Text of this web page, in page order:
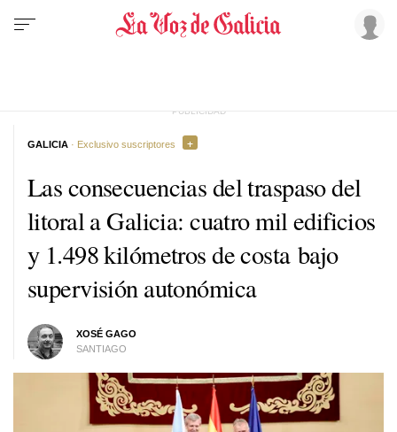
Las consecuencias del traspaso del
litoral a Galicia: cuatro mil edificios
y 1.498 kilómetros de costa bajo
supervisión autonómica
XOSÉ GAGO
SANTIAGO
GALICIA · Exclusivo suscriptores